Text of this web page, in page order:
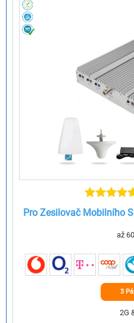
Pro Zesilovač Mobilního
až
3
2G